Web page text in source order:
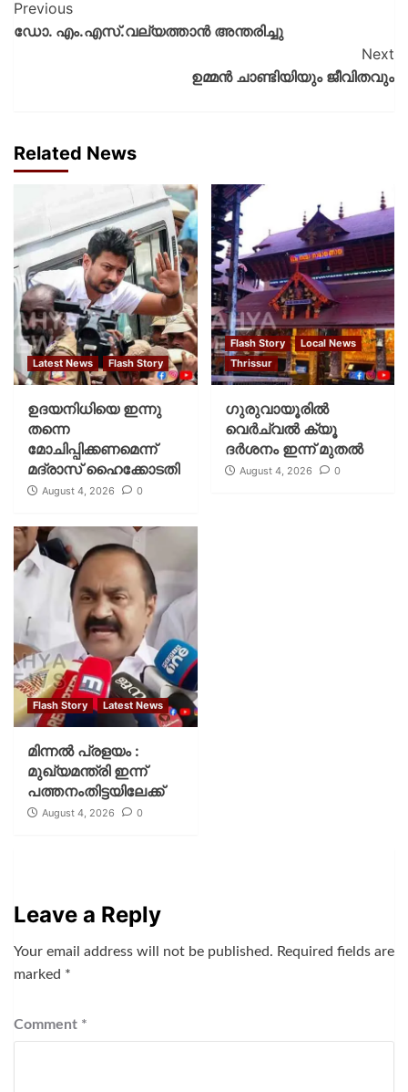
Previous
ഡോ. എം.എസ്.വല്യത്താൻ അന്തരിച്ചു
Next
ഉമ്മൻ ചാണ്ടിയിയും ജീവിതവും
Related News
Latest News Flash Story
ഉദയനിധിയെ ഇന്നു
തന്നെ
മോചിപ്പിക്കണമെന്ന്
മദ്രാസ് ഹൈക്കോടതി
August 4, 2026 0
Flash Story
Local News
Thrissur
ഗുരുവായൂരില്‍
വെര്‍ച്വല്‍ ക്യൂ
ദര്‍ശനം ഇന്ന് മുതല്‍
August 4, 2026 0
Flash Story Latest News
മിന്നല്‍ പ്രളയം :
മുഖ്യമന്ത്രി ഇന്ന്
പത്തനംതിട്ടയിലേക്ക്
August 4, 2026 0
Leave a Reply
Your email address will not be published. Required fields are
marked *
Comment *